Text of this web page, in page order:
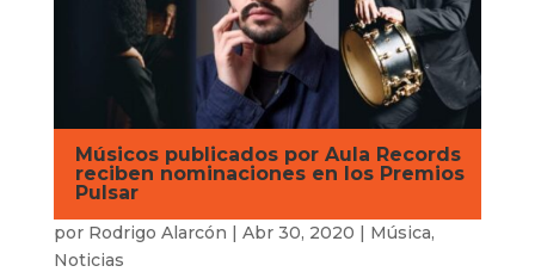
Músicos publicados por Aula Records
reciben nominaciones en los Premios
Pulsar
por Rodrigo Alarcón | Abr 30, 2020 | Música,
Noticias